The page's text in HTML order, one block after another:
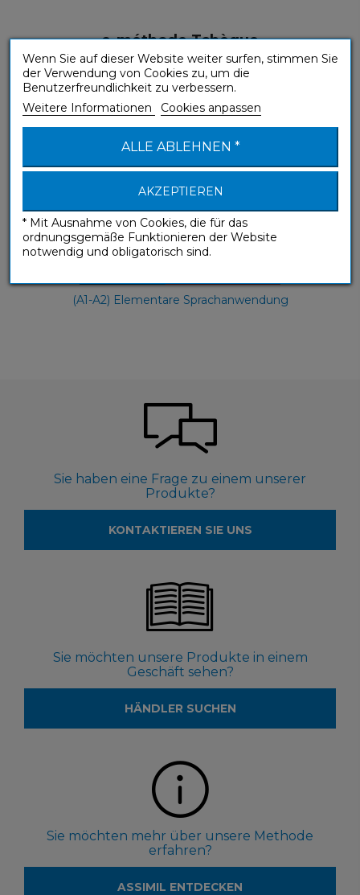
e-méthode Tchèque
e-Kurse
(A1-A2) Elementare Sprachanwendung
Sie haben eine Frage zu einem unserer
Produkte?
KONTAKTIEREN SIE UNS
Sie möchten unsere Produkte in einem
Geschäft sehen?
HÄNDLER SUCHEN
Sie möchten mehr über unsere Methode
erfahren?
ASSIMIL ENTDECKEN
Wenn Sie auf dieser Website weiter surfen, stimmen Sie
der Verwendung von Cookies zu, um die
Benutzerfreundlichkeit zu verbessern.
Weitere Informationen
Cookies anpassen
ALLE ABLEHNEN *
AKZEPTIEREN
* Mit Ausnahme von Cookies, die für das
ordnungsgemäße Funktionieren der Website
notwendig und obligatorisch sind.